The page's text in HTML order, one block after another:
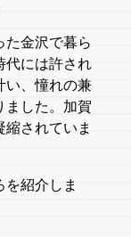
た金沢で暮ら
代には許され
い、憧れの兼
ました。加賀
されていま
紹介しま